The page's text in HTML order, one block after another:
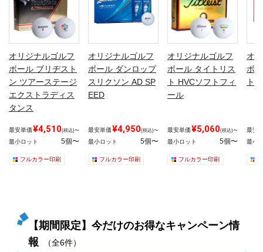
オリジナルゴルフ
ボール ブリヂスト
ン ツアーステージ
エクストラディス
タンス
最安単価¥4,510(税込)〜
最小ロット 5個〜
フルカラー印刷
オリジナルゴルフ
ボール ダンロップ
スリクソン AD SP
EED
最安単価¥4,950(税込)〜
最小ロット 5個〜
フルカラー印刷
オリジナルゴルフ
ボール タイトリス
ト HVCソフトフィ
ール
最安単価¥5,060(税込)〜
最小ロット 5個〜
フルカラー印刷
オ
ボ
ト
最安
最小
【期間限定】今だけのお得なキャンペーン情
報
（全6件）